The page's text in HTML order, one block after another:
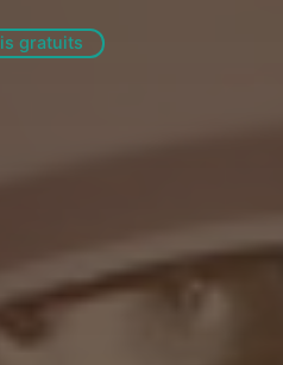
gratuits